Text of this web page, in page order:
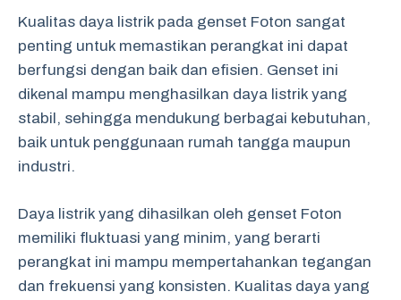
Kualitas daya listrik pada genset Foton sangat
penting untuk memastikan perangkat ini dapat
berfungsi dengan baik dan efisien. Genset ini
dikenal mampu menghasilkan daya listrik yang
stabil, sehingga mendukung berbagai kebutuhan,
baik untuk penggunaan rumah tangga maupun
industri.
Daya listrik yang dihasilkan oleh genset Foton
memiliki fluktuasi yang minim, yang berarti
perangkat ini mampu mempertahankan tegangan
dan frekuensi yang konsisten. Kualitas daya yang